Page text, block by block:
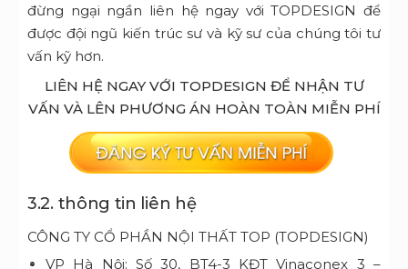
đừng ngại ngần liên hệ ngay với TOPDESIGN để
được đội ngũ kiến trúc sư và kỹ sư của chúng tôi tư
vấn kỹ hơn.
LIÊN HỆ NGAY VỚI TOPDESIGN ĐỂ NHẬN TƯ
VẤN VÀ LÊN PHƯƠNG ÁN HOÀN TOÀN MIỄN PHÍ
3.2. thông tin liên hệ
CÔNG TY CỔ PHẦN NỘI THẤT TOP (TOPDESIGN)
VP Hà Nội: Số 30, BT4-3 KĐT Vinaconex 3 –